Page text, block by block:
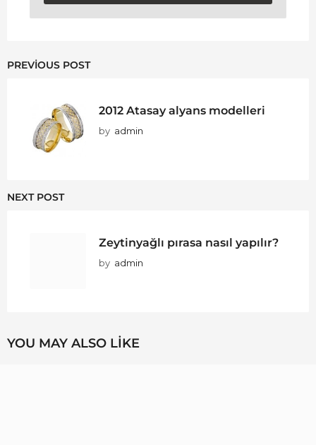
PREVIOUS POST
2012 Atasay alyans modelleri
by admin
NEXT POST
Zeytinyağlı pırasa nasıl yapılır?
by admin
YOU MAY ALSO LIKE